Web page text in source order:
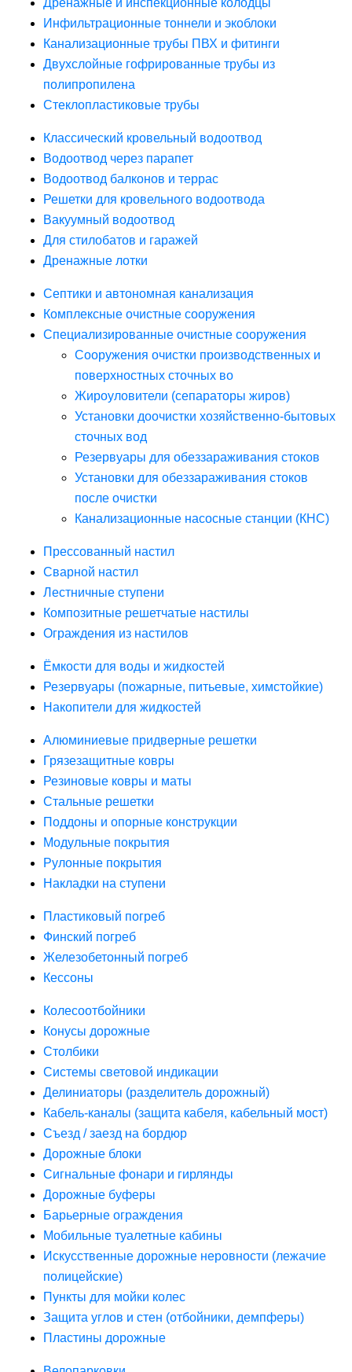
Дренажные и инспекционные колодцы
Инфильтрационные тоннели и экоблоки
Канализационные трубы ПВХ и фитинги
Двухслойные гофрированные трубы из
полипропилена
Стеклопластиковые трубы
Классический кровельный водоотвод
Водоотвод через парапет
Водоотвод балконов и террас
Решетки для кровельного водоотвода
Вакуумный водоотвод
Для стилобатов и гаражей
Дренажные лотки
Септики и автономная канализация
Комплексные очистные сооружения
Специализированные очистные сооружения
Сооружения очистки производственных и
поверхностных сточных во
Жироуловители (сепараторы жиров)
Установки доочистки хозяйственно-бытовых
сточных вод
Резервуары для обеззараживания стоков
Установки для обеззараживания стоков
после очистки
Канализационные насосные станции (КНС)
Прессованный настил
Сварной настил
Лестничные ступени
Композитные решетчатые настилы
Ограждения из настилов
Ёмкости для воды и жидкостей
Резервуары (пожарные, питьевые, химстойкие)
Накопители для жидкостей
Алюминиевые придверные решетки
Грязезащитные ковры
Резиновые ковры и маты
Стальные решетки
Поддоны и опорные конструкции
Модульные покрытия
Рулонные покрытия
Накладки на ступени
Пластиковый погреб
Финский погреб
Железобетонный погреб
Кессоны
Колесоотбойники
Конусы дорожные
Столбики
Системы световой индикации
Делиниаторы (разделитель дорожный)
Кабель-каналы (защита кабеля, кабельный мост)
Съезд / заезд на бордюр
Дорожные блоки
Сигнальные фонари и гирлянды
Дорожные буферы
Барьерные ограждения
Мобильные туалетные кабины
Искусственные дорожные неровности (лежачие
полицейские)
Пункты для мойки колес
Защита углов и стен (отбойники, демпферы)
Пластины дорожные